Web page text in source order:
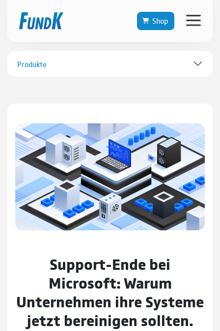
Shop
Produkte
Support-Ende bei
Microsoft: Warum
Unternehmen ihre Systeme
jetzt bereinigen sollten.